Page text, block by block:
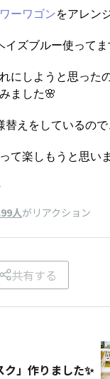
ーワゴンをアレン
イズブルー使って
にしようと思った
ました🌸
えをしているの
て楽しもうと思い
人がリアクション
共有する
」作りました✨